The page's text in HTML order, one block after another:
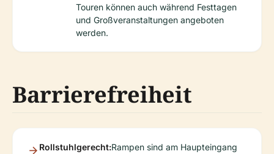
Touren können auch während Festtagen
und Großveranstaltungen angeboten
werden.
Barrierefreiheit
Rollstuhlgerecht:Rampen sind am Haupteingang